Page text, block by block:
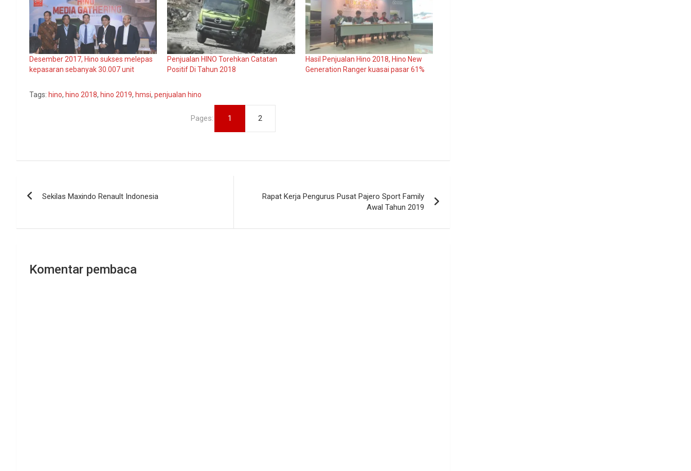
Desember 2017, Hino sukses melepas
kepasaran sebanyak 30.007 unit
Penjualan HINO Torehkan Catatan
Positif Di Tahun 2018
Hasil Penjualan Hino 2018, Hino New
Generation Ranger kuasai pasar 61%
Tags: hino, hino 2018, hino 2019, hmsi, penjualan hino
Pages: 1 2
Sekilas Maxindo Renault Indonesia
Rapat Kerja Pengurus Pusat Pajero Sport Family
Awal Tahun 2019
Komentar pembaca